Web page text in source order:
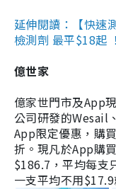
延伸閱讀：【快速
檢測劑 最平$18起
億世家
億家世門市及App
公司研發的Wesail
App限定優惠，購
折。現凡於App購
$186.7，平均每支
一支平均不用